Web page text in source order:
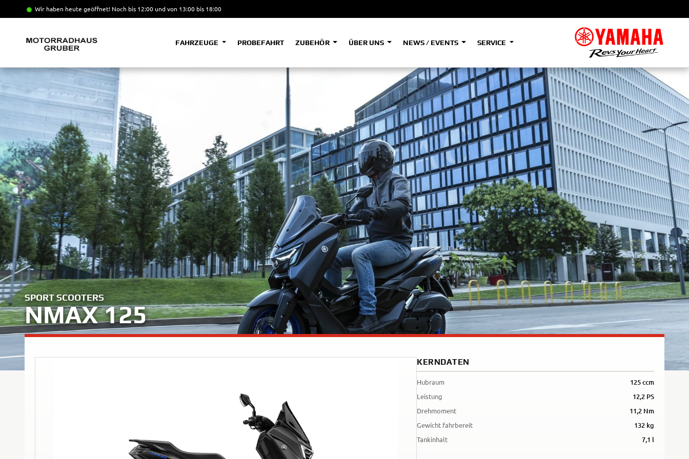
Wir haben heute geöffnet! Noch bis 12:00 und von 13:00 bis 18:00
FAHRZEUGE
SUPERSPORT
Tenere
700
Tenere
700
(Low)
Tenere
700
(Low)
35kW
A2
Tenere
700
35kW
Tenere
700
Rally
A2
Tenere
700
Rally
35kW
A
Tenere
700
World
Raid
A1
WR125R
PROBEFAHRT ZUBEHÖR ÜBER UNS NEWS / EVENTS SERVICE
SPORT SCOOTERS
NMAX 125
KERNDATEN
Hubraum 125 ccm
Leistung 12,2 PS
Drehmoment 11,2 Nm
Gewicht fahrbereit 132 kg
Tankinhalt 7,1 l